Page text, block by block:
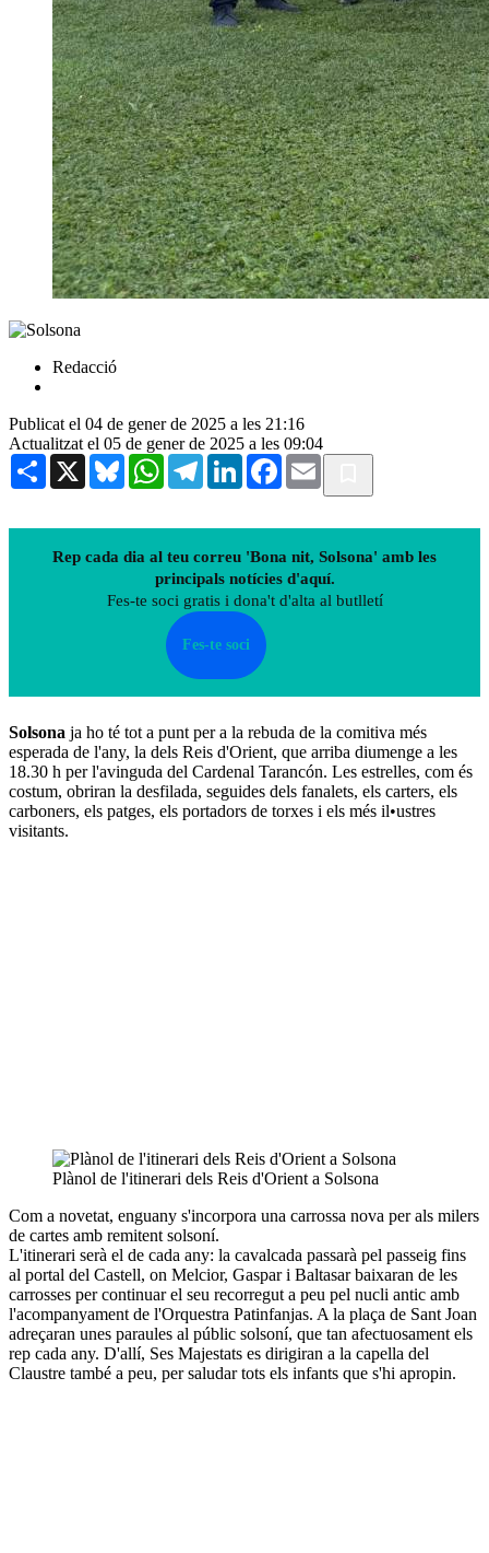
Redacció
Publicat el 04 de gener de 2025 a les 21:16
Actualitzat el 05 de gener de 2025 a les 09:04
Share X BlueskyWhatsAppTelegramLinkedInFacebook
Email
Rep cada dia al teu correu 'Bona nit, Solsona' amb les
principals notícies d'aquí.
Fes-te soci gratis i dona't d'alta al butlletí
Fes-te soci
Solsona ja ho té tot a punt per a la rebuda de la comitiva més
esperada de l'any, la dels Reis d'Orient, que arriba diumenge a les
18.30 h per l'avinguda del Cardenal Tarancón. Les estrelles, com és
costum, obriran la desfilada, seguides dels fanalets, els carters, els
carboners, els patges, els portadors de torxes i els més il•ustres
visitants.
Plànol de l'itinerari dels Reis d'Orient a Solsona
Com a novetat, enguany s'incorpora una carrossa nova per als milers
de cartes amb remitent solsoní.
L'itinerari serà el de cada any: la cavalcada passarà pel passeig fins
al portal del Castell, on Melcior, Gaspar i Baltasar baixaran de les
carrosses per continuar el seu recorregut a peu pel nucli antic amb
l'acompanyament de l'Orquestra Patinfanjas. A la plaça de Sant Joan
adreçaran unes paraules al públic solsoní, que tan afectuosament els
rep cada any. D'allí, Ses Majestats es dirigiran a la capella del
Claustre també a peu, per saludar tots els infants que s'hi apropin.